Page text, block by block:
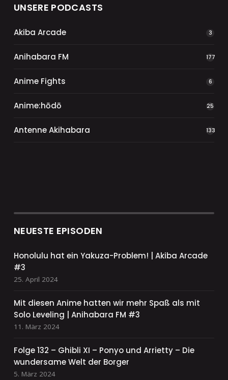
UNSERE PODCASTS
Akiba Arcade 3
Anihabara FM 177
Anime Fights 6
Anime:hōdō 25
Antenne Akihabara 133
NEUESTE EPISODEN
Honolulu hat ein Yakuza-Problem! | Akiba Arcade
#3
25. April 2024
Mit diesen Anime hatten wir mehr Spaß als mit
Solo Leveling | Anihabara FM #3
11. März 2024
Folge 132 – Ghibli XI – Ponyo und Arrietty – Die
wundersame Welt der Borger
5. März 2024